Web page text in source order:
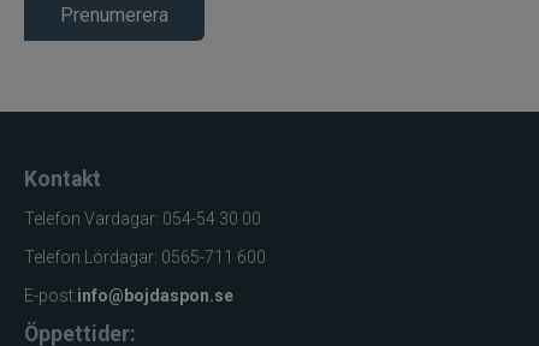
Prenumerera
Kontakt
Telefon Vardagar: 054-54 30 00
Telefon Lördagar: 0565-711 600
E-post:info@bojdaspon.se
Öppettider: